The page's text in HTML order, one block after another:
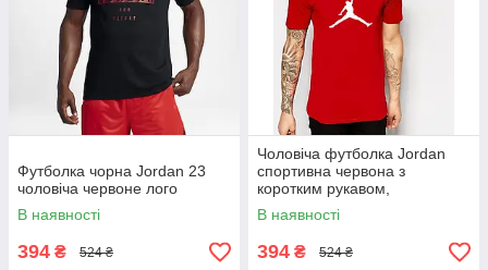
Футболка чорна Jordan 23
чоловіча червоне лого
В наявності
394 ₴ 524 ₴
Чоловіча футболка Jordan
спортивна червона з
коротким рукавом,
Бавовняна футболка
Джордан, Розміри в наявності
В наявності
394 ₴ 524 ₴